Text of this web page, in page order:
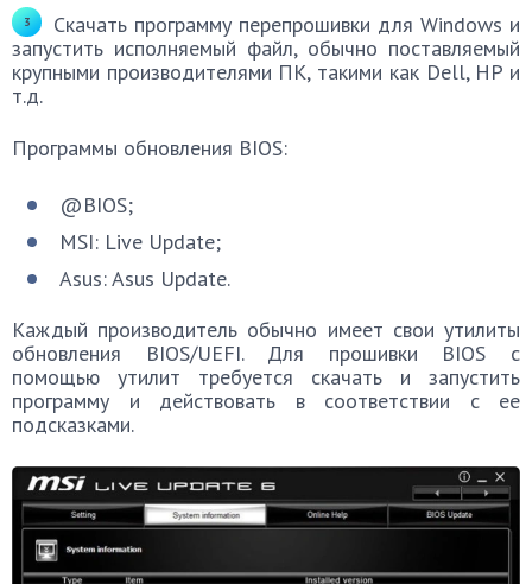
Скачать программу перепрошивки для Windows и
запустить исполняемый файл, обычно поставляемый
крупными производителями ПК, такими как Dell, HP и
т.д.
Программы обновления BIOS:
@BIOS;
MSI: Live Update;
Asus: Asus Update.
Каждый производитель обычно имеет свои утилиты
обновления BIOS/UEFI. Для прошивки BIOS c
помощью утилит требуется скачать и запустить
программу и действовать в соответствии с ее
подсказками.